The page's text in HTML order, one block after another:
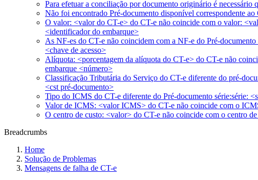
Para efetuar a conciliação por documento originário é
Não foi encontrado Pré-documento disponível correspondente
O valor: <valor do CT-e> do CT-e não coincide com o valor:
<identificador do embarque>
As NF-es do CT-e não coincidem com a NF-e do Pré-
<chave de acesso>
Alíquota: <porcentagem da alíquota do CT-e> do CT-e não
embarque <número>
Classificação Tributária do Serviço do CT-e diferente do pré-
<cst pré-documento>
Tipo do ICMS do CT-e diferente do Pré-documento série:série:
Valor de ICMS: <valor ICMS> do CT-e não coincide com o
O centro de custo: <valor> do CT-e não coincide com o centro
Breadcrumbs
Home
Solução de Problemas
Mensagens de falha de CT-e